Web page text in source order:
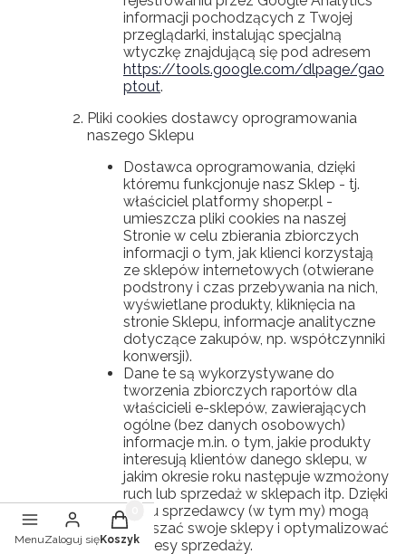
informacji pochodzących z Twojej
przeglądarki, instalując specjalną
wtyczkę znajdującą się pod adresem
https://tools.google.com/dlpage/gao
ptout.
Pliki cookies dostawcy oprogramowania
naszego Sklepu
Dostawca oprogramowania, dzięki
któremu funkcjonuje nasz Sklep - tj.
właściciel platformy shoper.pl -
umieszcza pliki cookies na naszej
Stronie w celu zbierania zbiorczych
informacji o tym, jak klienci korzystają
ze sklepów internetowych (otwierane
podstrony i czas przebywania na nich,
wyświetlane produkty, kliknięcia na
stronie Sklepu, informacje analityczne
dotyczące zakupów, np. współczynniki
konwersji).
Dane te są wykorzystywane do
tworzenia zbiorczych raportów dla
właścicieli e-sklepów, zawierających
ogólne (bez danych osobowych)
informacje m.in. o tym, jakie produkty
interesują klientów danego sklepu, w
jakim okresie roku następuje wzmożony
ruch lub sprzedaż w sklepach itp. Dzięki
temu sprzedawcy (w tym my) mogą
ulepszać swoje sklepy i optymalizować
procesy sprzedaży.
MenuZaloguj się
Produkty w koszyku: 0. Zobacz szczegóły
Koszyk